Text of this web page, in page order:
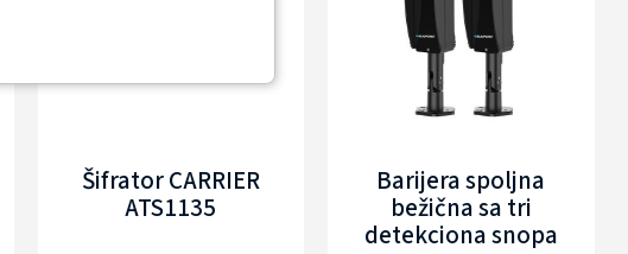
Šifrator CARRIER
ATS1135
Barijera spoljna
bežična sa tri
detekciona snopa